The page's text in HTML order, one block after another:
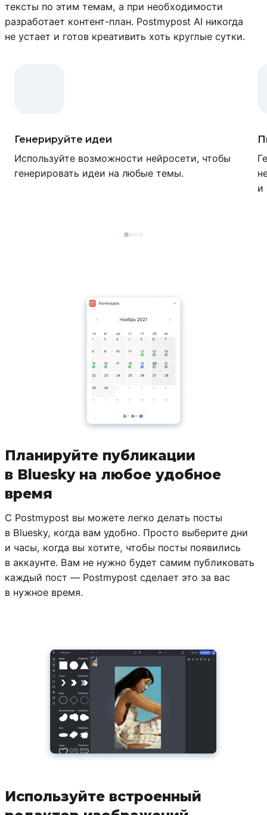
тексты по этим темам, а при необходимости
разработает контент-план. Postmypost AI никогда
не устает и готов креативить хоть круглые сутки.
Генерируйте идеи
Используйте возможности нейросети, чтобы
генерировать идеи на любые темы.
и
Планируйте публикации
в Bluesky на любое удобное
время
С Postmypost вы можете легко делать посты
в Bluesky, когда вам удобно. Просто выберите дни
и часы, когда вы хотите, чтобы посты появились
в аккаунте. Вам не нужно будет самим публиковать
каждый пост — Postmypost сделает это за вас
в нужное время.
Используйте встроенный